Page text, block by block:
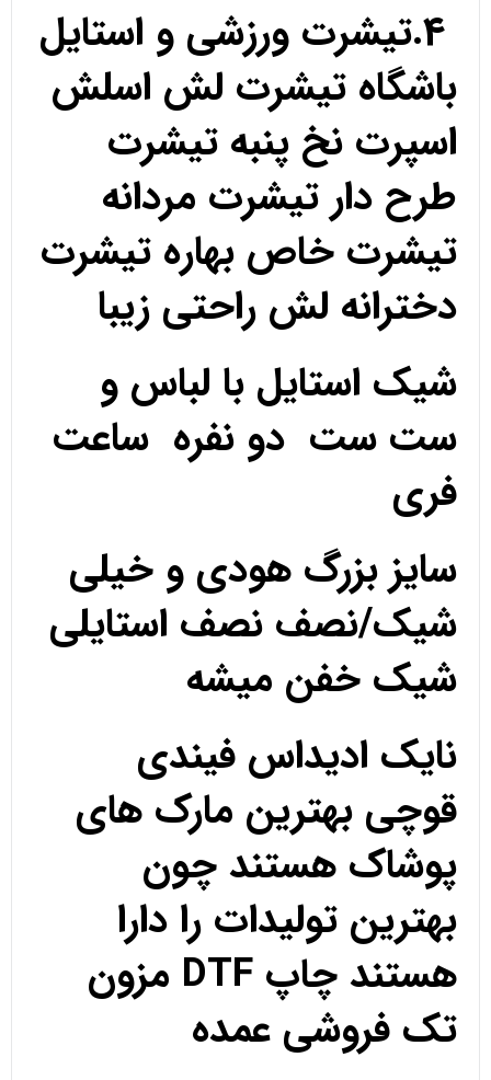
4.تیشرت ورزشی و استایل
باشگاه تیشرت لش اسلش
اسپرت نخ پنبه تیشرت
طرح دار تیشرت مردانه
تیشرت خاص بهاره تیشرت
دخترانه لش راحتی زیبا
شیک استایل با لباس و
ست ست دو نفره ساعت
فری
سایز بزرگ هودی و خیلی
شیک/نصف نصف استایلی
شیک خفن میشه
نایک ادیداس فیندی
قوچی بهترین مارک های
پوشاک هستند چون
بهترین تولیدات را دارا
هستند چاپ DTF مزون
تک فروشی عمده